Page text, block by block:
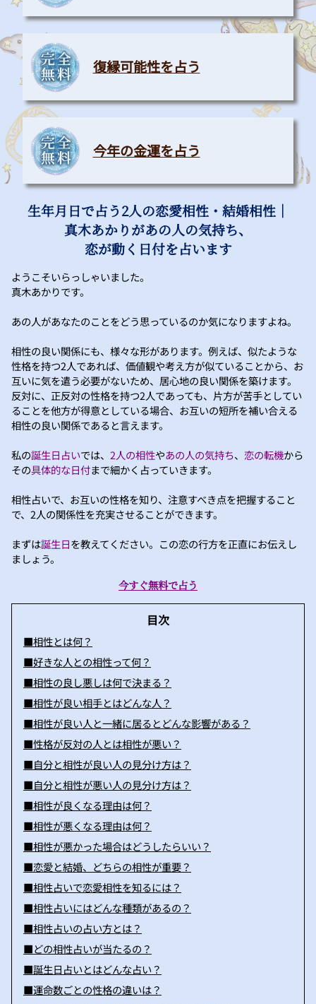
復縁可能性を占う
今年の金運を占う
生年月日で占う2人の恋愛相性・結婚相性｜
真木あかりがあの人の気持ち、
恋が動く日付を占います
ようこそいらっしゃいました。
真木あかりです。
あの人があなたのことをどう思っているのか気になりますよね。
相性の良い関係にも、様々な形があります。例えば、似たような
性格を持つ2人であれば、価値観や考え方が似ていることから、お
互いに気を遣う必要がないため、居心地の良い関係を築けます。
反対に、正反対の性格を持つ2人であっても、片方が苦手としてい
ることを他方が得意としている場合、お互いの短所を補い合える
相性の良い関係であると言えます。
私の誕生日占いでは、 2人の相性やあの人の気持ち、 恋の転機から
その具体的な日付まで細かく占っていきます。
相性占いで、お互いの性格を知り、注意すべき点を把握すること
で、2人の関係性を充実させることができます。
まずは誕生日を教えてください。この恋の行方を正直にお伝えし
ましょう。
今すぐ無料で占う
目次
■相性とは何？
■好きな人との相性って何？
■相性の良し悪しは何で決まる？
■相性が良い相手とはどんな人？
■相性が良い人と一緒に居るとどんな影響がある？
■性格が反対の人とは相性が悪い？
■自分と相性が良い人の見分け方は？
■自分と相性が悪い人の見分け方は？
■相性が良くなる理由は何？
■相性が悪くなる理由は何？
■相性が悪かった場合はどうしたらいい？
■恋愛と結婚、どちらの相性が重要？
■相性占いで恋愛相性を知るには？
■相性占いにはどんな種類があるの？
■相性占いの占い方とは？
■どの相性占いが当たるの？
■誕生日占いとはどんな占い？
■運命数ごとの性格の違いは？